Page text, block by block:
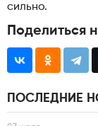
сильно.
Поделиться
ПОСЛЕДНИЕ